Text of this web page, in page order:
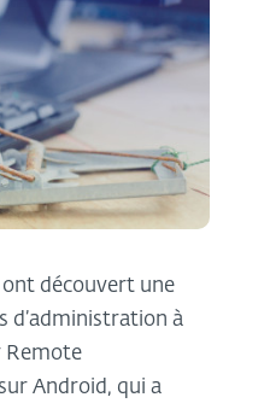
ont découvert une
d’administration à
Remote
Android, qui a